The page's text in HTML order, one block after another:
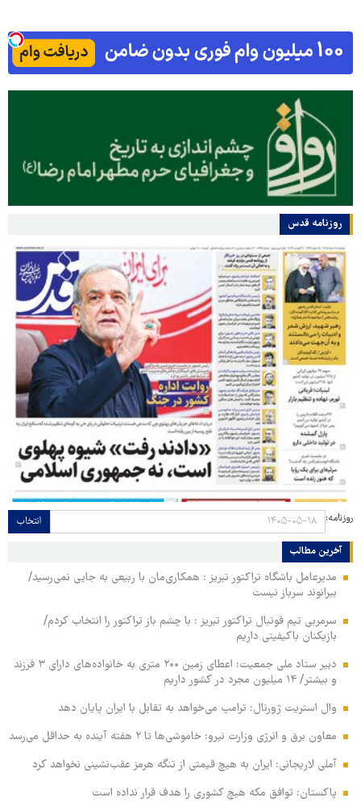
روزنامه قدس
روزنامه: انتخاب
آخرین مطالب
مدیرعامل باشگاه تراکتور تبریز : همکاری‌مان با ربیعی به جایی نمی‌رسید/
بیرانوند سرباز نیست
سرمربی تیم فوتبال تراکتور تبریز : با چشم باز تراکتور را انتخاب کردم/
بازیکنان باکیفیتی داریم
دبیر ستاد ملی جمعیت: اعطای زمین ۲۰۰ متری به خانواده‌های دارای ۳ فرزند
و بیشتر/ ۱۴ میلیون مجرد در کشور داریم
وال‌ استریت ژورنال: ترامپ می‌خواهد به تقابل با ایران پایان دهد
معاون برق و انرژی وزارت نیرو: خاموشی‌ها تا ۲ هفته آینده به حداقل می‌رسد
آملی‌ لاریجانی: ایران به هیچ قیمتی از تنگه هرمز عقب‌نشینی نخواهد کرد
پاکستان: توافق مکه هیچ کشوری را هدف قرار نداده است